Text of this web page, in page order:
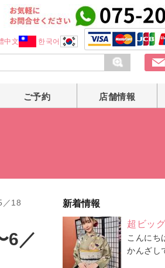
中文 한국어
ご予約 店舗情報
／18
6／
新着情報
超ビッ
こんにち
かんざし